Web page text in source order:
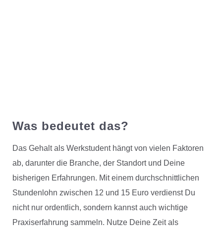
Was bedeutet das?
Das Gehalt als Werkstudent hängt von vielen Faktoren
ab, darunter die Branche, der Standort und Deine
bisherigen Erfahrungen. Mit einem durchschnittlichen
Stundenlohn zwischen 12 und 15 Euro verdienst Du
nicht nur ordentlich, sondern kannst auch wichtige
Praxiserfahrung sammeln. Nutze Deine Zeit als